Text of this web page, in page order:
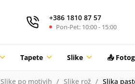
+386 1810 87 57
Pon-Pet: 10:00 - 15:00
Tapete Slike 📤
Slike po motivih Slike rož Slika